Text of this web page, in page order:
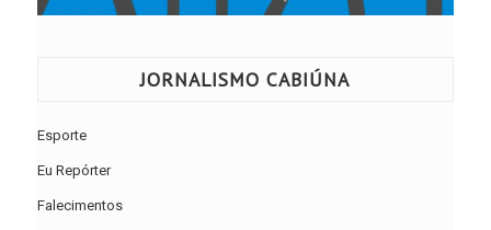
JORNALISMO CABIÚNA
Esporte
Eu Repórter
Falecimentos